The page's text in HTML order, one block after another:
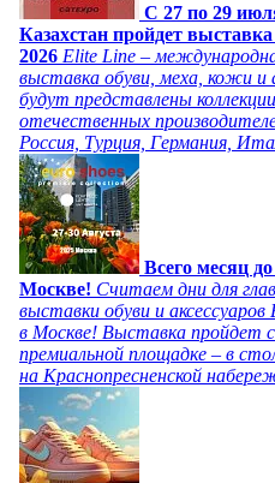
C 27 по 29
Казахстан пройдет
2026 Elite Line –
выставка обуви, меха, кожи и
будут представлены
отечественных
Россия, Турция, Германия,
Всего месяц
Москве! Считаем дни для
выставки обуви и
в Москве! Выставка пройдет
премиальной площадке – в
на Краснопресненской